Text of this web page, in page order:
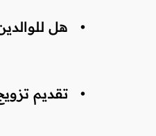
• هل
• تقديم